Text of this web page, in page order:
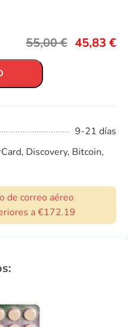
55,00€ 45,83 €
9-21 días
Discovery, Bitcoin,
de correo aéreo
a €172.19